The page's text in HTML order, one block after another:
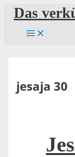
Zum
Inhalt
springen
Das
jesaja 30